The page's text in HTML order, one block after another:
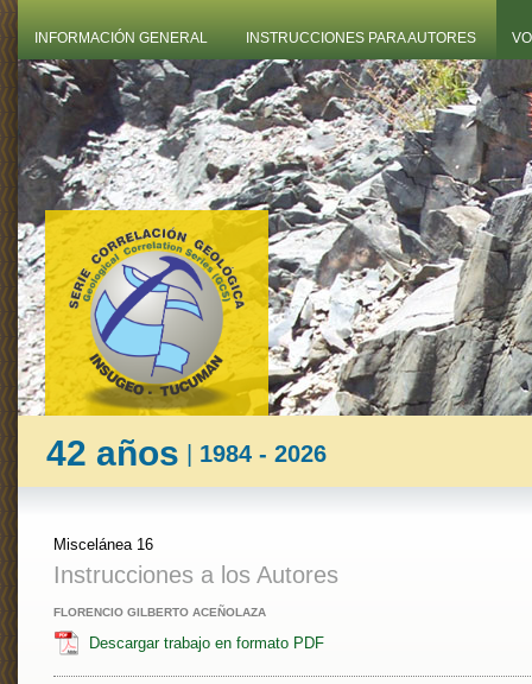
INFORMACIÓN GENERAL INSTRUCCIONES PARA AUTORES
42 años | 1984 - 2026
Miscelánea 16
Instrucciones a los Autores
FLORENCIO GILBERTO ACEÑOLAZA
Descargar trabajo en formato PDF